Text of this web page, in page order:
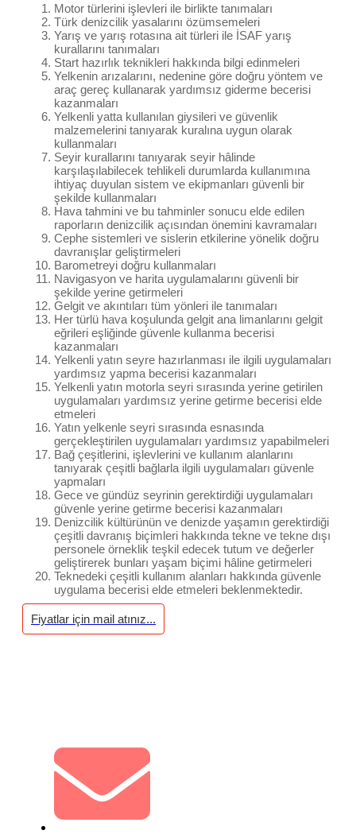
Motor türlerini işlevleri ile birlikte tanımaları
Türk denizcilik yasalarını özümsemeleri
Yarış ve yarış rotasına ait türleri ile İSAF yarış
kurallarını tanımaları
Start hazırlık teknikleri hakkında bilgi edinmeleri
Yelkenin arızalarını, nedenine göre doğru yöntem ve
araç gereç kullanarak yardımsız giderme becerisi
kazanmaları
Yelkenli yatta kullanılan giysileri ve güvenlik
malzemelerini tanıyarak kuralına uygun olarak
kullanmaları
Seyir kurallarını tanıyarak seyir hâlinde
karşılaşılabilecek tehlikeli durumlarda kullanımına
ihtiyaç duyulan sistem ve ekipmanları güvenli bir
şekilde kullanmaları
Hava tahmini ve bu tahminler sonucu elde edilen
raporların denizcilik açısından önemini kavramaları
Cephe sistemleri ve sislerin etkilerine yönelik doğru
davranışlar geliştirmeleri
Barometreyi doğru kullanmaları
Navigasyon ve harita uygulamalarını güvenli bir
şekilde yerine getirmeleri
Gelgit ve akıntıları tüm yönleri ile tanımaları
Her türlü hava koşulunda gelgit ana limanlarını gelgit
eğrileri eşliğinde güvenle kullanma becerisi
kazanmaları
Yelkenli yatın seyre hazırlanması ile ilgili uygulamaları
yardımsız yapma becerisi kazanmaları
Yelkenli yatın motorla seyri sırasında yerine getirilen
uygulamaları yardımsız yerine getirme becerisi elde
etmeleri
Yatın yelkenle seyri sırasında esnasında
gerçekleştirilen uygulamaları yardımsız yapabilmeleri
Bağ çeşitlerini, işlevlerini ve kullanım alanlarını
tanıyarak çeşitli bağlarla ilgili uygulamaları güvenle
yapmaları
Gece ve gündüz seyrinin gerektirdiği uygulamaları
güvenle yerine getirme becerisi kazanmaları
Denizcilik kültürünün ve denizde yaşamın gerektirdiği
çeşitli davranış biçimleri hakkında tekne ve tekne dışı
personele örneklik teşkil edecek tutum ve değerler
geliştirerek bunları yaşam biçimi hâline getirmeleri
Teknedeki çeşitli kullanım alanları hakkında güvenle
uygulama becerisi elde etmeleri beklenmektedir.
Fiyatlar için mail atınız...